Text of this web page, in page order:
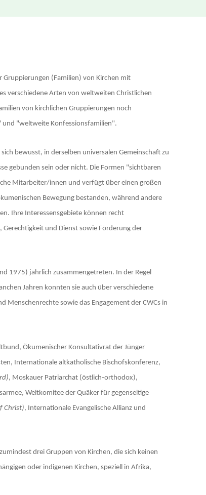
Gruppierungen (Familien) von Kirchen mit
verschiedene Arten von weltweiten Christlichen
von kirchlichen Gruppierungen noch
und "weltweite Konfessionsfamilien".
bewusst, in derselben universalen Gemeinschaft zu
gebunden sein oder nicht. Die Formen "sichtbaren
Mitarbeiter/innen und verfügt über einen großen
Bewegung bestanden, während andere
Ihre Interessensgebiete können recht
Gerechtigkeit und Dienst sowie Förderung der
1975) jährlich zusammengetreten. In der Regel
Jahren konnten sie auch über verschiedene
Menschenrechte sowie das Engagement der CWCs in
Ökumenischer Konsultativrat der Jünger
Internationale altkatholische Bischofskonferenz,
, Moskauer Patriarchat (östlich-orthodox),
Weltkomitee der Quäker für gegenseitige
Christ), Internationale Evangelische Allianz und
drei Gruppen von Kirchen, die sich keinen
oder indigenen Kirchen, speziell in Afrika,